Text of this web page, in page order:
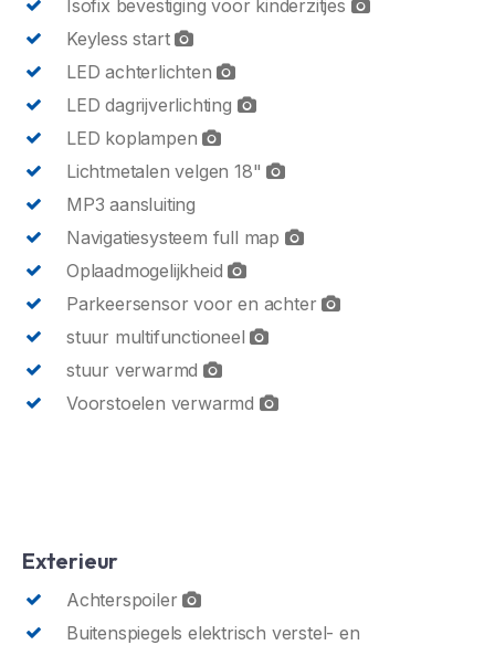
Isofix bevestiging voor kinderzitjes
Keyless start
LED achterlichten
LED dagrijverlichting
LED koplampen
Lichtmetalen velgen 18"
MP3 aansluiting
Navigatiesysteem full map
Oplaadmogelijkheid
Parkeersensor voor en achter
stuur multifunctioneel
stuur verwarmd
Voorstoelen verwarmd
Exterieur
Achterspoiler
Buitenspiegels elektrisch verstel- en